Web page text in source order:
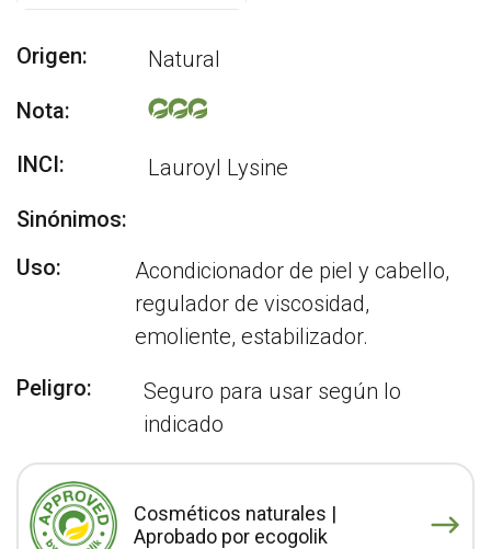
Origen:
Natural
Nota:
INCI:
Lauroyl Lysine
Sinónimos:
Uso:
Acondicionador de piel y cabello,
regulador de viscosidad,
emoliente, estabilizador.
Peligro:
Seguro para usar según lo
indicado
Cosméticos naturales |
Aprobado por ecogolik